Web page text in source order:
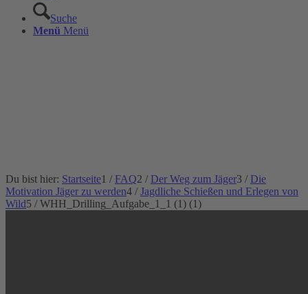
Suche
Menü Menü
Du bist hier: Startseite1 / FAQ2 / Der Weg zum Jäger3 / Die
Motivation Jäger zu werden4 / Jagdliche Schießen und Erlegen von
Wild5 / WHH_Drilling_Aufgabe_1_1 (1) (1)